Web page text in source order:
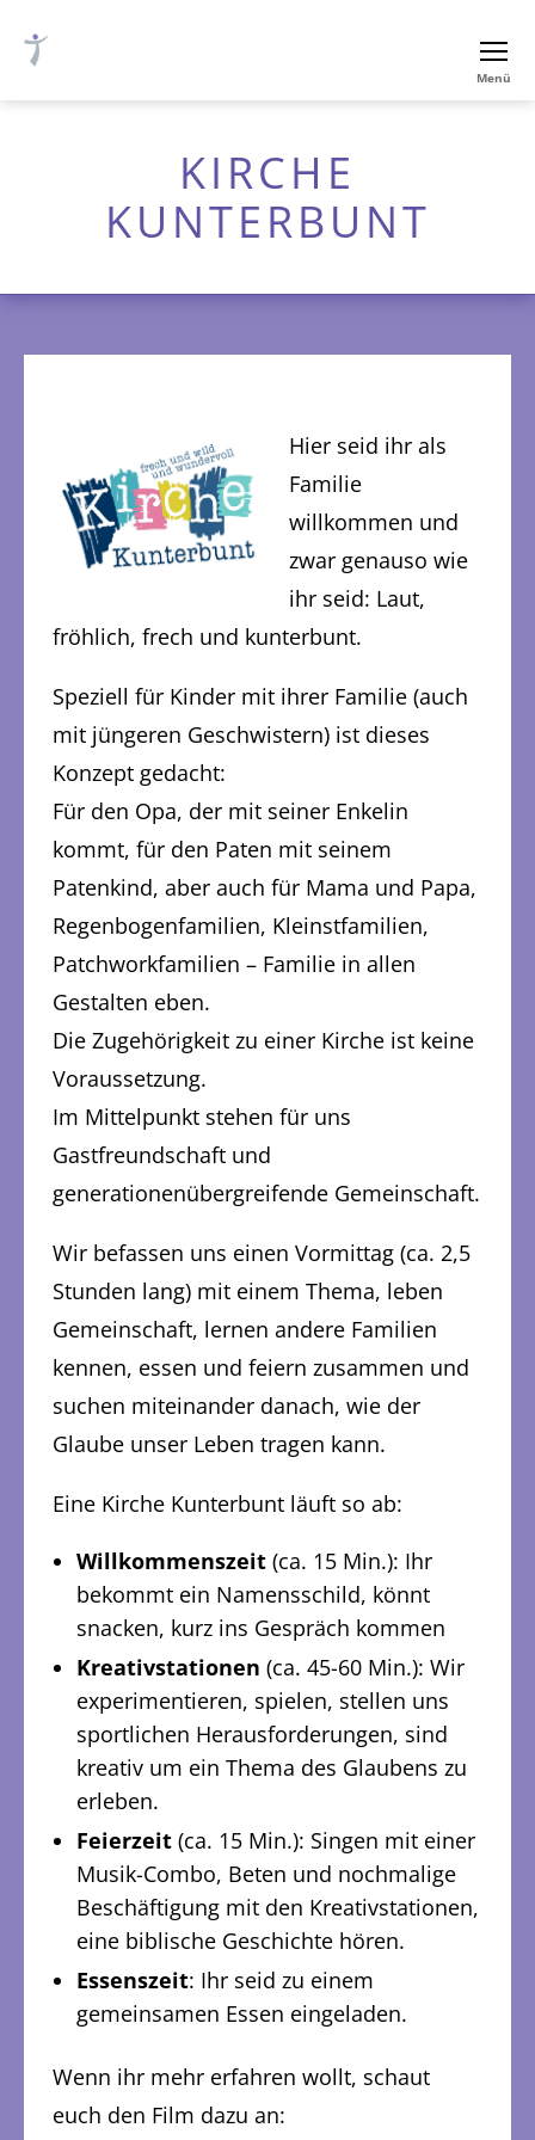
luth.
Menü
KIRCHE
KUNTERBUNT
Hier seid ihr als
Familie
willkommen und
zwar genauso wie
ihr seid: Laut,
fröhlich, frech und kunterbunt.
Speziell für Kinder mit ihrer Familie (auch
mit jüngeren Geschwistern) ist dieses
Konzept gedacht:
Für den Opa, der mit seiner Enkelin
kommt, für den Paten mit seinem
Patenkind, aber auch für Mama und Papa,
Regenbogenfamilien, Kleinstfamilien,
Patchworkfamilien – Familie in allen
Gestalten eben.
Die Zugehörigkeit zu einer Kirche ist keine
Voraussetzung.
Im Mittelpunkt stehen für uns
Gastfreundschaft und
generationenübergreifende Gemeinschaft.
Wir befassen uns einen Vormittag (ca. 2,5
Stunden lang) mit einem Thema, leben
Gemeinschaft, lernen andere Familien
kennen, essen und feiern zusammen und
suchen miteinander danach, wie der
Glaube unser Leben tragen kann.
Eine Kirche Kunterbunt läuft so ab:
Willkommenszeit (ca. 15 Min.): Ihr
bekommt ein Namensschild, könnt
snacken, kurz ins Gespräch kommen
Kreativstationen (ca. 45-60 Min.): Wir
experimentieren, spielen, stellen uns
sportlichen Herausforderungen, sind
kreativ um ein Thema des Glaubens zu
erleben.
Feierzeit (ca. 15 Min.): Singen mit einer
Musik-Combo, Beten und nochmalige
Beschäftigung mit den Kreativstationen,
eine biblische Geschichte hören.
Essenszeit: Ihr seid zu einem
gemeinsamen Essen eingeladen.
Wenn ihr mehr erfahren wollt, schaut
euch den Film dazu an: